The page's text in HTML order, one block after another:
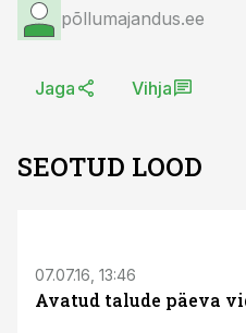
põllumajandus.ee
Jaga Vihja
SEOTUD LOOD
07.07.16, 13:46
Avatud talude päeva